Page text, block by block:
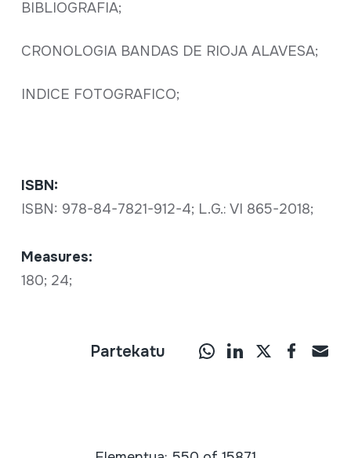
BIBLIOGRAFIA;
CRONOLOGIA BANDAS DE RIOJA ALAVESA;
INDICE FOTOGRAFICO;
ISBN:
ISBN: 978-84-7821-912-4; L.G.: VI 865-2018;
Measures:
180; 24;
Partekatu